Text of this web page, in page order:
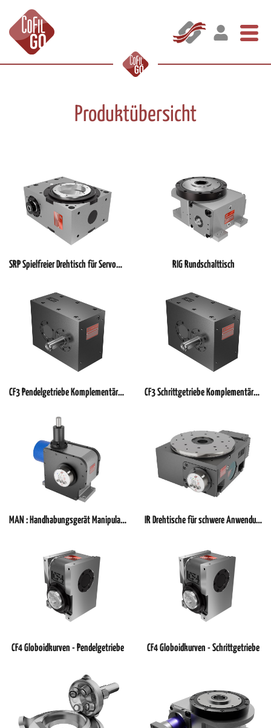
Produktübersicht
SRP Spielfreier Drehtisch für Servomotoren- Anwendungen RIG Rundschalttisch
CF3 Pendelgetriebe Komplementärkurvengetriebe mit parallelen Wellen CF3 Schrittgetriebe Komplementärkurvengetriebe mit parallelen
MAN : Handhabungsgerät Manipulator für pick and place Aufgaben IR Drehtische für schwere Anwendungen
CF4 Globoidkurven - Pendelgetriebe CF4 Globoidkurven - Schrittgetriebe